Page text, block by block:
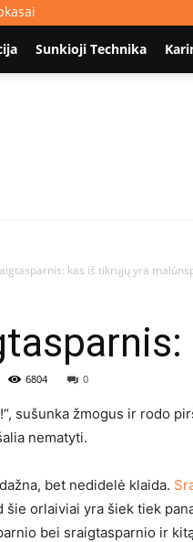
Sunkioji Technika
kas iš tikrųjų yra
6804 0
sušunka žmogus ir rodo
nematyti.
bet nedidelė klaida.
šie orlaiviai yra šiek tiek
bei sraigtasparnio ir